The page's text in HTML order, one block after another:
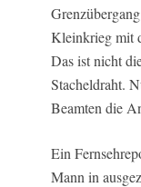
Kleinkrieg mit
Das ist nicht
Stacheldraht.
Beamten die
Ein
Mann in